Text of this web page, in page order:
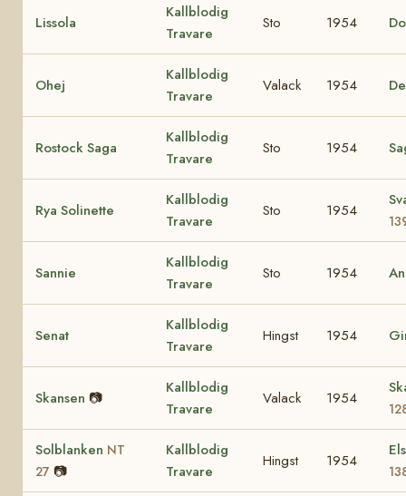
Lissola
Kallblodig
Travare
Sto 1954
Ohej
Kallblodig
Travare
Valack 1954
Rostock Saga
Kallblodig
Travare
Sto 1954
Rya Solinette
Kallblodig
Travare
Sto 1954
Sannie
Kallblodig
Travare
Sto 1954
Senat
Kallblodig
Travare
Hingst 1954
Skansen 📷
Kallblodig
Travare
Valack 1954
Solblanken NT
27 📷
Kallblodig
Travare
Hingst 1954